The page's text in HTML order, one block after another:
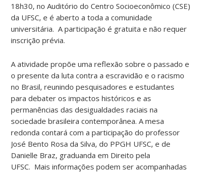
18h30, no Auditório do Centro Socioeconômico (CSE)
da UFSC, e é aberto a toda a comunidade
universitária. A participação é gratuita e não requer
inscrição prévia.
A atividade propõe uma reflexão sobre o passado e
o presente da luta contra a escravidão e o racismo
no Brasil, reunindo pesquisadores e estudantes
para debater os impactos históricos e as
permanências das desigualdades raciais na
sociedade brasileira contemporânea. A mesa
redonda contará com a participação do professor
José Bento Rosa da Silva, do PPGH UFSC, e de
Danielle Braz, graduanda em Direito pela
UFSC. Mais informações podem ser acompanhadas